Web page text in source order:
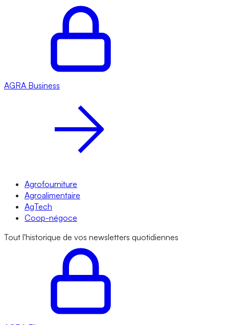
AGRA Business
Agrofourniture
Agroalimentaire
AgTech
Coop-négoce
Tout l'historique de vos newsletters quotidiennes